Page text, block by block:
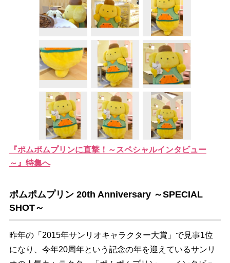
『ポムポムプリンに直撃！～スペシャルインタビュー
～』特集へ
ポムポムプリン 20th Anniversary ～SPECIAL
SHOT～
昨年の「2015年サンリオキャラクター大賞」で見事1位
になり、今年20周年という記念の年を迎えているサンリ